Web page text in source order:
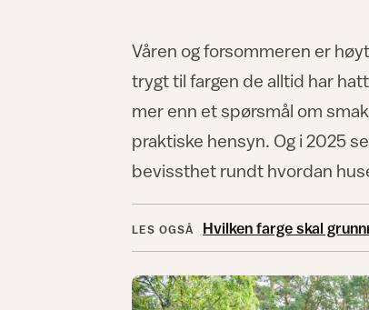
Våren og forsommeren er
trygt til fargen de alltid har
mer enn et spørsmål om
praktiske hensyn. Og i 2025
bevissthet rundt hvordan
LES OGSÅ Hvilken farge skal